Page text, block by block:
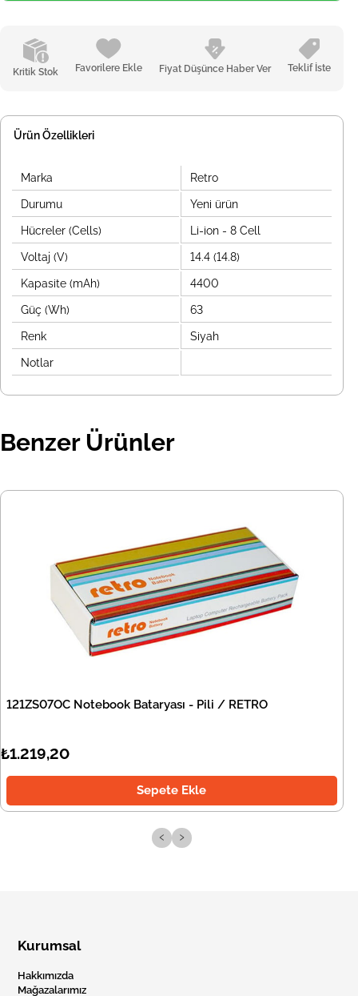
Kritik Stok Favorilere Ekle Fiyat Düşünce Haber Ver Teklif İste
Ürün Özellikleri
Marka Retro
Durumu Yeni ürün
Hücreler (Cells) Li-ion - 8 Cell
Voltaj (V) 14.4 (14.8)
Kapasite (mAh) 4400
Güç (Wh) 63
Renk Siyah
Notlar
Benzer Ürünler
121ZS07OC Notebook Bataryası - Pili / RETRO
₺1.219,20
Sepete Ekle
‹ ›
Kurumsal
Hakkımızda
Mağazalarımız